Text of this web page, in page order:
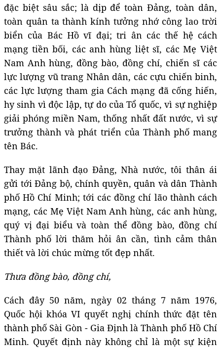
đặc biệt sâu sắc; là dịp để toàn Đảng, toàn dân,
toàn quân ta thành kính tưởng nhớ công lao trời
biển của Bác Hồ vĩ đại; tri ân các thế hệ cách
mạng tiền bối, các anh hùng liệt sĩ, các Mẹ Việt
Nam Anh hùng, đồng bào, đồng chí, chiến sĩ các
lực lượng vũ trang Nhân dân, các cựu chiến binh,
các lực lượng tham gia Cách mạng đã cống hiến,
hy sinh vì độc lập, tự do của Tổ quốc, vì sự nghiệp
giải phóng miền Nam, thống nhất đất nước, vì sự
trưởng thành và phát triển của Thành phố mang
tên Bác.
Thay mặt lãnh đạo Đảng, Nhà nước, tôi thân ái
gửi tới Đảng bộ, chính quyền, quân và dân Thành
phố Hồ Chí Minh; tới các đồng chí lão thành cách
mạng, các Mẹ Việt Nam Anh hùng, các anh hùng,
quý vị đại biểu và toàn thể đồng bào, đồng chí
Thành phố lời thăm hỏi ân cần, tình cảm thân
thiết và lời chúc mừng tốt đẹp nhất.
Thưa đồng bào, đồng chí,
Cách đây 50 năm, ngày 02 tháng 7 năm 1976,
Quốc hội khóa VI quyết nghị chính thức đặt tên
thành phố Sài Gòn - Gia Định là Thành phố Hồ Chí
Minh. Quyết định này không chỉ là một sự kiện